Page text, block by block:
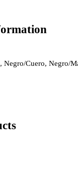
Negro/Cuero, Negro/